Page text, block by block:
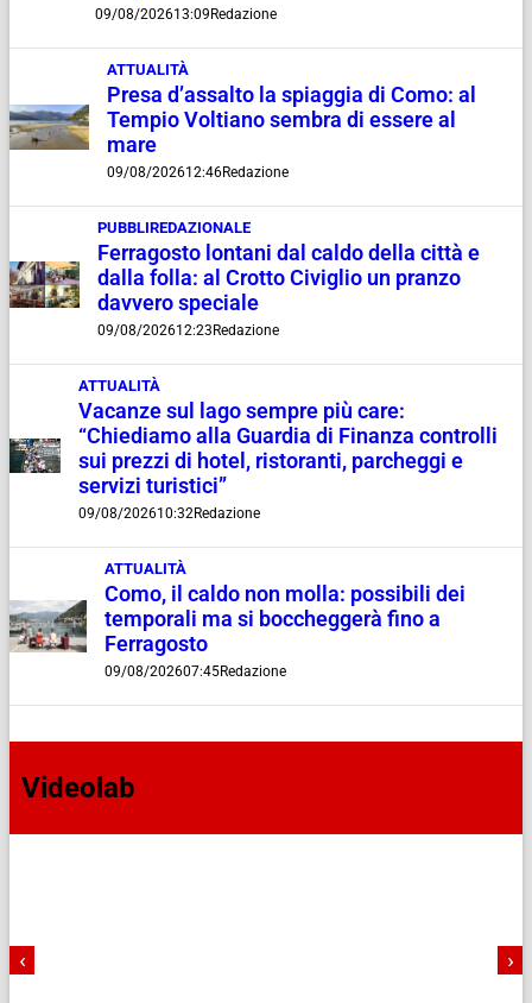
09/08/202613:09 Redazione
ATTUALITÀ
Presa d’assalto la spiaggia di Como: al
Tempio Voltiano sembra di essere al
mare
09/08/202612:46Redazione
PUBBLIREDAZIONALE
Ferragosto lontani dal caldo della città e
dalla folla: al Crotto Civiglio un pranzo
davvero speciale
09/08/202612:23 Redazione
ATTUALITÀ
Vacanze sul lago sempre più care:
“Chiediamo alla Guardia di Finanza controlli
sui prezzi di hotel, ristoranti, parcheggi e
servizi turistici”
09/08/202610:32Redazione
ATTUALITÀ
Como, il caldo non molla: possibili dei
temporali ma si boccheggerà fino a
Ferragosto
09/08/202607:45Redazione
Videolab
‹ ›